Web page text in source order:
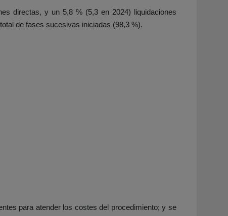
directas, y un 5,8 % (5,3 en 2024) liquidaciones
de fases sucesivas iniciadas (98,3 %).
para atender los costes del procedimiento; y se